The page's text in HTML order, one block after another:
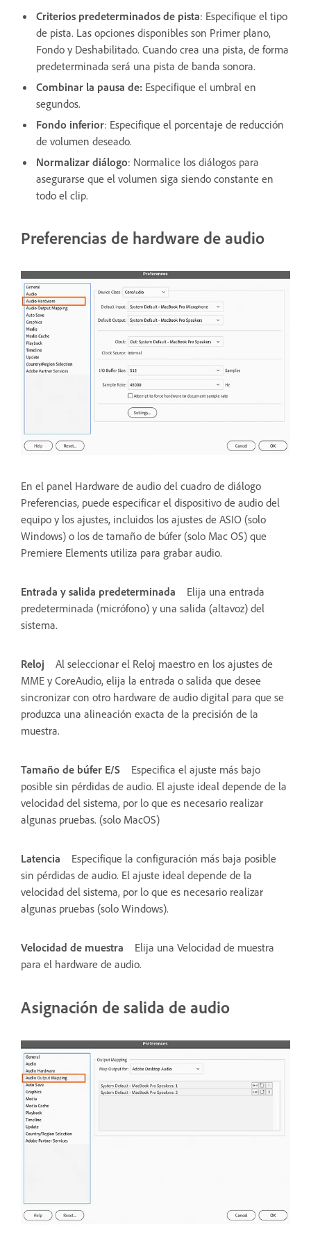
Criterios predeterminados de pista: Especifique el tipo
de pista. Las opciones disponibles son Primer plano,
Fondo y Deshabilitado. Cuando crea una pista, de forma
predeterminada será una pista de banda sonora.
Combinar la pausa de: Especifique el umbral en
segundos.
Fondo inferior: Especifique el porcentaje de reducción
de volumen deseado.
Normalizar diálogo: Normalice los diálogos para
asegurarse que el volumen siga siendo constante en
todo el clip.
Preferencias de hardware de audio
En el panel Hardware de audio del cuadro de diálogo
Preferencias, puede especificar el dispositivo de audio del
equipo y los ajustes, incluidos los ajustes de ASIO (solo
Windows) o los de tamaño de búfer (solo Mac OS) que
Premiere Elements utiliza para grabar audio.
Entrada y salida predeterminada
Elija una entrada
predeterminada (micrófono) y una salida (altavoz) del
sistema.
Reloj
Al seleccionar el Reloj maestro en los ajustes de
MME y CoreAudio, elija la entrada o salida que desee
sincronizar con otro hardware de audio digital para que se
produzca una alineación exacta de la precisión de la
muestra.
Tamaño de búfer E/S
Especifica el ajuste más bajo
posible sin pérdidas de audio. El ajuste ideal depende de la
velocidad del sistema, por lo que es necesario realizar
algunas pruebas. (solo MacOS)
Latencia
Especifique la configuración más baja posible
sin pérdidas de audio. El ajuste ideal depende de la
velocidad del sistema, por lo que es necesario realizar
algunas pruebas (solo Windows).
Velocidad de muestra
Elija una Velocidad de muestra
para el hardware de audio.
Asignación de salida de audio